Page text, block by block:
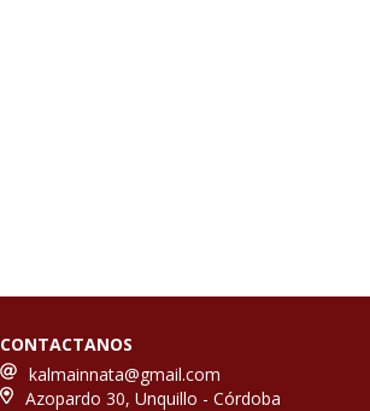
CONTACTANOS
kalmainnata@gmail.com
Azopardo 30, Unquillo - Córdoba